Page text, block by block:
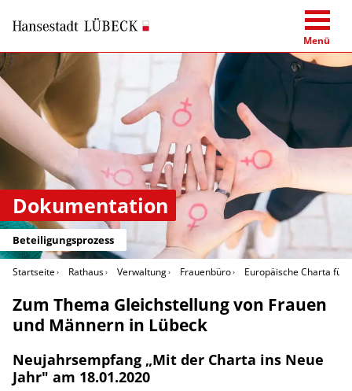
Menü
Dokumentation
Beteiligungsprozess
Startseite Rathaus Verwaltung Frauenbüro Europäische Charta für
Zum Thema Gleichstellung von Frauen
und Männern in Lübeck
Neujahrsempfang „Mit der Charta ins Neue
Jahr" am 18.01.2020